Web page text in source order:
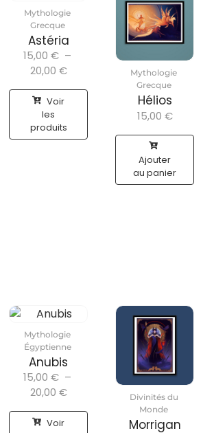
Mythologie
Grecque
Astéria
15,00 € –
20,00 €
Voir
les
produits
Mythologie
Grecque
Hélios
15,00 €
Ajouter
au panier
Mythologie
Égyptienne
Anubis
15,00 € –
20,00 €
Voir
Divinités du
Monde
Morrigan